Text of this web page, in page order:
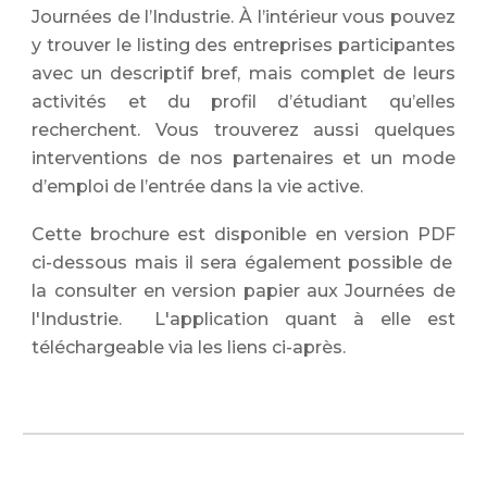
Journées de l’Industrie. À l’intérieur vous pouvez
y trouver le listing des entreprises participantes
avec un descriptif bref, mais complet de leurs
activités et du profil d’étudiant qu’elles
recherchent. Vous trouverez aussi quelques
interventions de nos partenaires et un mode
d’emploi de l’entrée dans la vie active.
Cette brochure est disponible en version PDF
ci-dessous mais il sera également possible de
la consulter en version papier aux Journées de
l'Industrie. L'application quant à elle est
téléchargeable via les liens ci-après.